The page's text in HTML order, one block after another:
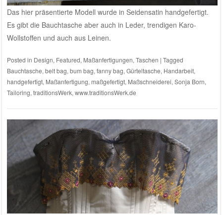
Das hier präsentierte Modell wurde in Seidensatin handgefertigt.
Es gibt die Bauchtasche aber auch in Leder, trendigen Karo-
Wollstoffen und auch aus Leinen.
Posted in Design, Featured, Maßanfertigungen, Taschen | Tagged
Bauchtasche, belt bag, bum bag, fanny bag, Gürteltasche, Handarbeit,
handgefertigt, Maßanfertigung, maßgefertigt, Maßschneiderei, Sonja Born,
Tailoring, traditionsWerk, www.traditionsWerk.de